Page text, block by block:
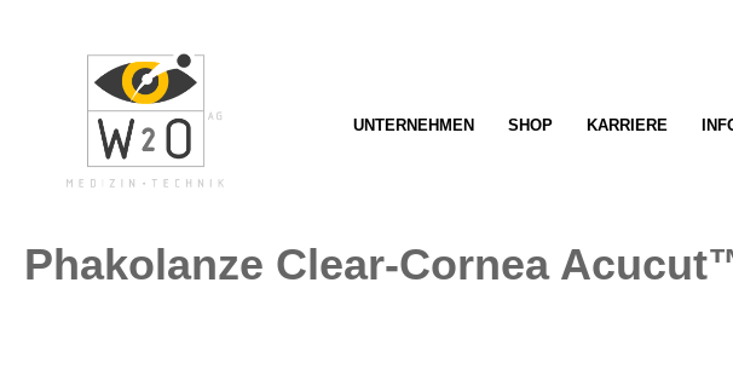
UNTERNEHMEN SHOP KARRIERE
Phakolanze Clear-Cornea